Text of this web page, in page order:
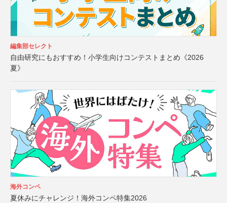
編集部セレクト
自由研究にもおすすめ！小学生向けコンテストまとめ《2026
夏》
海外コンペ
夏休みにチャレンジ！海外コンペ特集2026